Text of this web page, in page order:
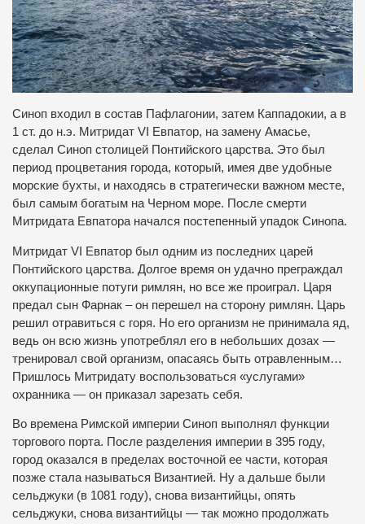
Синоп входил в состав Пафлагонии, затем Каппадокии, а в
1 ст. до н.э. Митридат VI Евпатор, на замену Амасье,
сделал Синоп столицей Понтийского царства. Это был
период процветания города, который, имея две удобные
морские бухты, и находясь в стратегически важном месте,
был самым богатым на Черном море. После смерти
Митридата Евпатора начался постепенный упадок Синопа.
Митридат VI Евпатор был одним из последних царей
Понтийского царства. Долгое время он удачно преграждал
оккупационные потуги римлян, но все же проиграл. Царя
предал сын Фарнак – он перешел на сторону римлян. Царь
решил отравиться с горя. Но его организм не принимала яд,
ведь он всю жизнь употреблял его в небольших дозах —
тренировал свой организм, опасаясь быть отравленным…
Пришлось Митридату воспользоваться «услугами»
охранника — он приказал зарезать себя.
Во времена Римской империи Синоп выполнял функции
торгового порта. После разделения империи в 395 году,
город оказался в пределах восточной ее части, которая
позже стала называться Византией. Ну а дальше были
сельджуки (в 1081 году), снова византийцы, опять
сельджуки, снова византийцы — так можно продолжать